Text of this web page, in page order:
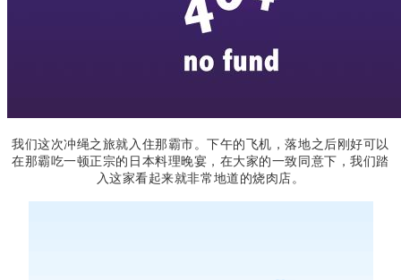
我们这次冲绳之旅就入住那霸市。下午的飞机，落地之后刚好可以
在那霸吃一顿正宗的日本料理晚宴，在大家的一致同意下，我们踏
入这家看起来就非常地道的烧肉店 。